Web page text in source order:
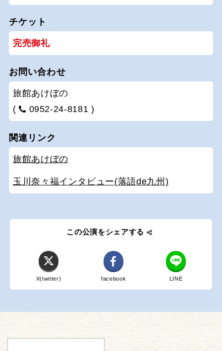
チケット
完売御礼
お問い合わせ
旅館あけぼの
(
0952-24-8181 )
関連リンク
旅館あけぼの
玉川奈々福インタビュー(落語de九州)
この公演をシェアする
X(twitter) facebook LINE